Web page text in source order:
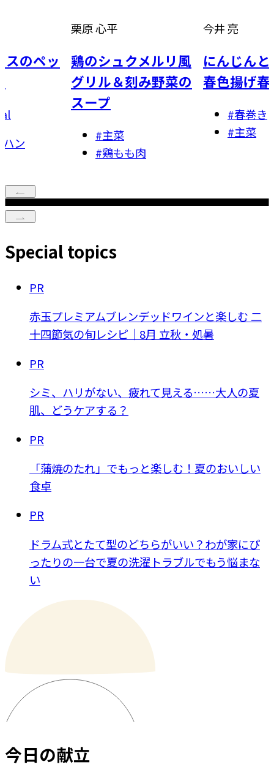
メルリ風
肉
今井 亮
にんじんとそら豆の
春色揚げ春巻き 2種
#春巻き
#主菜
ぐっち夫婦
ビリヤニ
ごはん
#炊き込
#主食
Special topics
PR
赤玉プレミアムブレンデッドワインと楽しむ 二
十四節気の旬レシピ｜8月 立秋・処暑
PR
シミ、ハリがない、疲れて見える……大人の夏
肌、どうケアする？
PR
「蒲焼のたれ」でもっと楽しむ！夏のおいしい
食卓
PR
ドラム式とたて型のどちらがいい？わが家にぴ
ったりの一台で夏の洗濯トラブルでもう悩まな
い
今日の献立